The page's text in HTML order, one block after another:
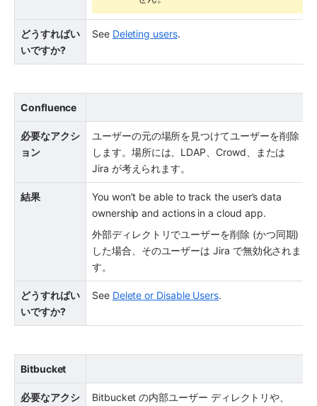
どうすればい
いですか?
See Deleting users.
Confluence
必要なアクシ
ョン
ユーザーの元の場所を見つけてユーザーを削除
します。場所には、LDAP、Crowd、または
Jira が考えられます。
結果
You won’t be able to track the user’s data
ownership and actions in a cloud app.
外部ディレクトリでユーザーを削除 (かつ同期)
した場合、そのユーザーは Jira で無効化されま
す。
どうすればい
いですか?
See Delete or Disable Users.
Bitbucket
必要なアクシ
Bitbucket の内部ユーザー ディレクトリや、